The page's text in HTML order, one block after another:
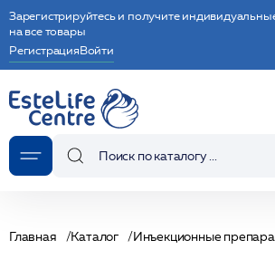
Зарегистрируйтесь и получите
на все товары
РегистрацияВойти
Главная Каталог Инъекционные